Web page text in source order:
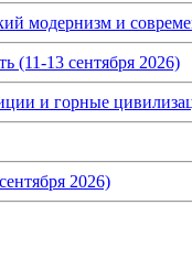
модернизм и
(11-13 сентября 2026)
и горные
2026)